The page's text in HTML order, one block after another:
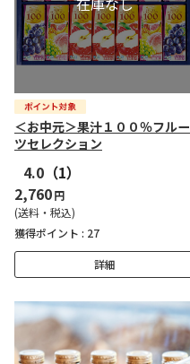
＜お中元＞果汁１００％フルー
ツセレクション
4.0 （1）
2,760円
(送料・税込)
獲得ポイント : 27
詳細